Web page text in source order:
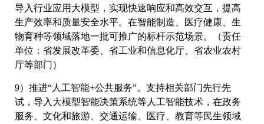
导入行业应用大模型，实现快速响应和高效交互，提高
生产效率和质量安全水平。在智能制造、医疗健康、生
物育种等领域落地一批可推广的标杆示范场景。（责任
单位：省发展改革委、省工业和信息化厅、省农业农村
厅等部门）
9）推进“人工智能+公共服务”。支持相关部门先行先
试，导入大模型智能决策系统等人工智能技术，在政务
服务、文化和旅游、交通运输、医疗、教育等民生领域